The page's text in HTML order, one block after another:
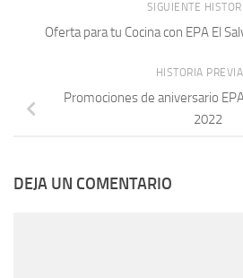
SIGUIENTE
Oferta para tu Cocina con EPA El
HISTORIA PREVIA
Promociones de aniversario
2022
DEJA UN COMENTARIO